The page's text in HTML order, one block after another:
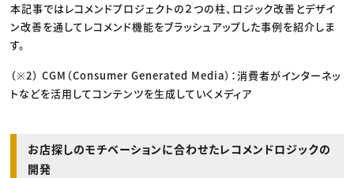
本記事ではレコメンドプロジェクトの２つの柱、ロジック改善とデザイ
ン改善を通してレコメンド機能をブラッシュアップした事例を紹介しま
す。
（※2） CGM（Consumer Generated Media）：消費者がインターネッ
トなどを活用してコンテンツを生成していくメディア
お店探しのモチベーションに合わせたレコメンドロジックの
開発